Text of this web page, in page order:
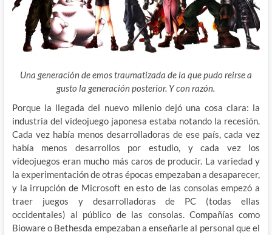
Una generación de emos traumatizada de la que pudo reirse a
gusto la generación posterior. Y con razón.
Porque la llegada del nuevo milenio dejó una cosa clara: la
industria del videojuego japonesa estaba notando la recesión.
Cada vez había menos desarrolladoras de ese país, cada vez
había menos desarrollos por estudio, y cada vez los
videojuegos eran mucho más caros de producir. La variedad y
la experimentación de otras épocas empezaban a desaparecer,
y la irrupción de Microsoft en esto de las consolas empezó a
traer juegos y desarrolladoras de PC (todas ellas
occidentales) al público de las consolas. Compañías como
Bioware o Bethesda empezaban a enseñarle al personal que el